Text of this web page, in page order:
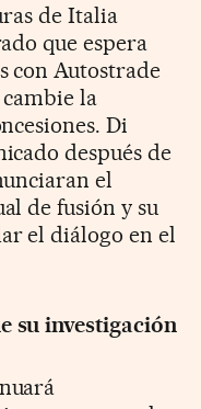
de Italia
que espera
con Autostrade
la
Di
después de
el
de fusión y su
el diálogo en el
su investigación